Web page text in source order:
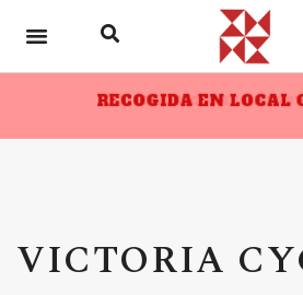
10% DESCUENTO A
RECOGIDA EN LOCAL
VICTORIA